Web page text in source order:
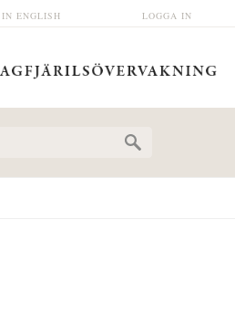
LOGGA IN
IN ENGLISH